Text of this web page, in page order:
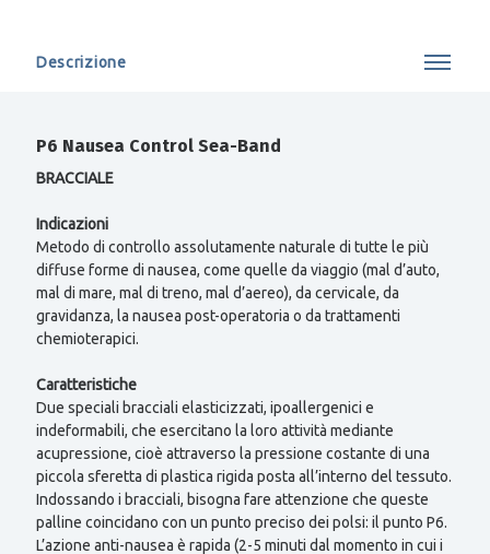
Descrizione
P6 Nausea Control Sea-Band
BRACCIALE
Indicazioni
Metodo di controllo assolutamente naturale di tutte le più
diffuse forme di nausea, come quelle da viaggio (mal d’auto,
mal di mare, mal di treno, mal d’aereo), da cervicale, da
gravidanza, la nausea post-operatoria o da trattamenti
chemioterapici.
Caratteristiche
Due speciali bracciali elasticizzati, ipoallergenici e
indeformabili, che esercitano la loro attività mediante
acupressione, cioè attraverso la pressione costante di una
piccola sferetta di plastica rigida posta all’interno del tessuto.
Indossando i bracciali, bisogna fare attenzione che queste
palline coincidano con un punto preciso dei polsi: il punto P6.
L’azione anti-nausea è rapida (2-5 minuti dal momento in cui i